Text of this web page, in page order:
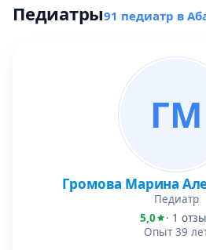
Педиатры91 педиатр в
ГМ
Громова Марина
Педиатр
5,0
· 1
Опыт 39